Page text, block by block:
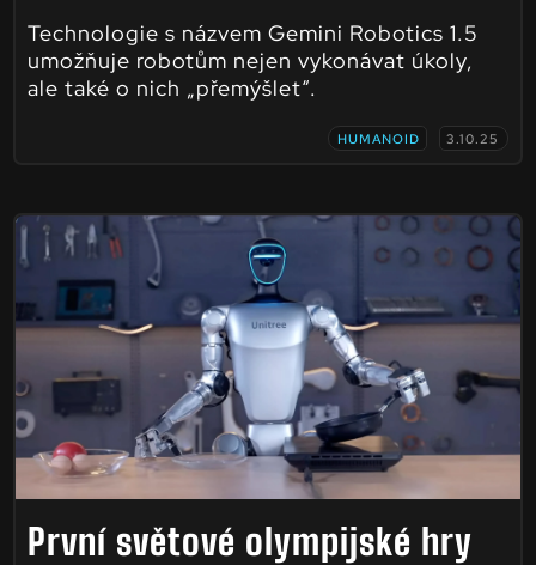
Technologie s názvem Gemini Robotics 1.5
umožňuje robotům nejen vykonávat úkoly,
ale také o nich „přemýšlet“.
HUMANOID 3.10.25
První světové olympijské hry